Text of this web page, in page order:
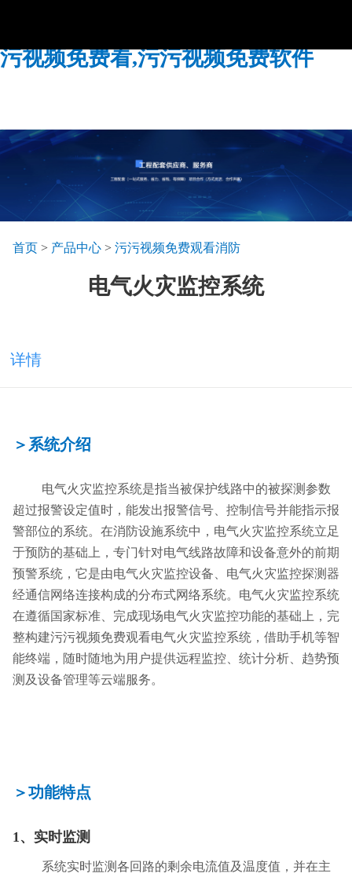
污视频免费看,污污视频免费软件
首页> 产品中心> 污污视频免费观看消防
电气火灾监控系统
详情
＞系统介绍
电气火灾监控系统是指当被保护线路中的被探测参数
超过报警设定值时，能发出报警信号、控制信号并能指示报
警部位的系统。 在消防设施系统中，电气火灾监控系统立足
于预防的基础上，专门针对电气线路故障和设备意外的前期
预警系统，它是由电气火灾监控设备、电气火灾监控探测器
经通信网络连接构成的分布式网络系统。电气火灾监控系统
在遵循国家标准、完成现场电气火灾监控功能的基础上，完
整构建污污视频免费观看电气火灾监控系统，借助手机等智
能终端，随时随地为用户提供远程监控、统计分析、趋势预
测及设备管理等云端服务。
＞功能特点
1、 实时监测
系统实时监测各回路的剩余电流值及温度值，并在主